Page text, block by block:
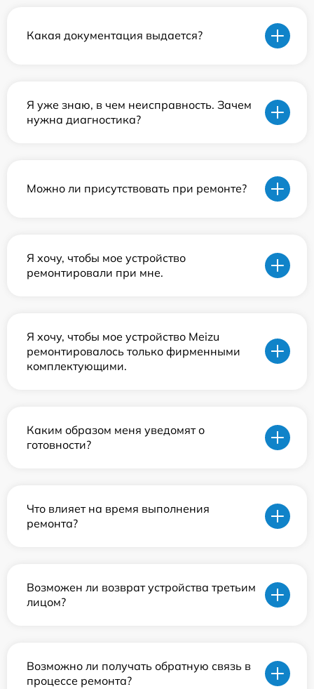
Какая документация выдается?
Я уже знаю, в чем неисправность. Зачем
нужна диагностика?
Можно ли присутствовать при ремонте?
Я хочу, чтобы мое устройство
ремонтировали при мне.
Я хочу, чтобы мое устройство Meizu
ремонтировалось только фирменными
комплектующими.
Каким образом меня уведомят о
готовности?
Что влияет на время выполнения
ремонта?
Возможен ли возврат устройства третьим
лицом?
Возможно ли получать обратную связь в
процессе ремонта?